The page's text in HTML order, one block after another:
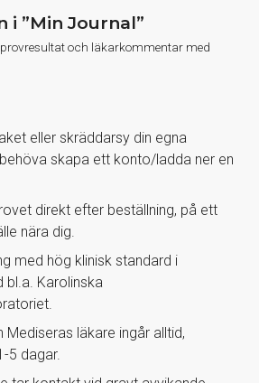
i ”Min Journal”
och läkarkommentar med
eller skräddarsy din egna
skapa ett konto/ladda ner en
direkt efter beställning, på ett
nära dig.
med hög klinisk standard i
Karolinska
Mediseras läkare ingår alltid,
5 dagar.